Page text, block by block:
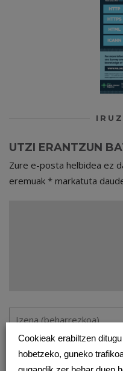
UTZI ERANTZUN
Zure e-posta helbidea ez
eremuak * markatuta
Cookieak erabiltzen
hobetzeko, guneko